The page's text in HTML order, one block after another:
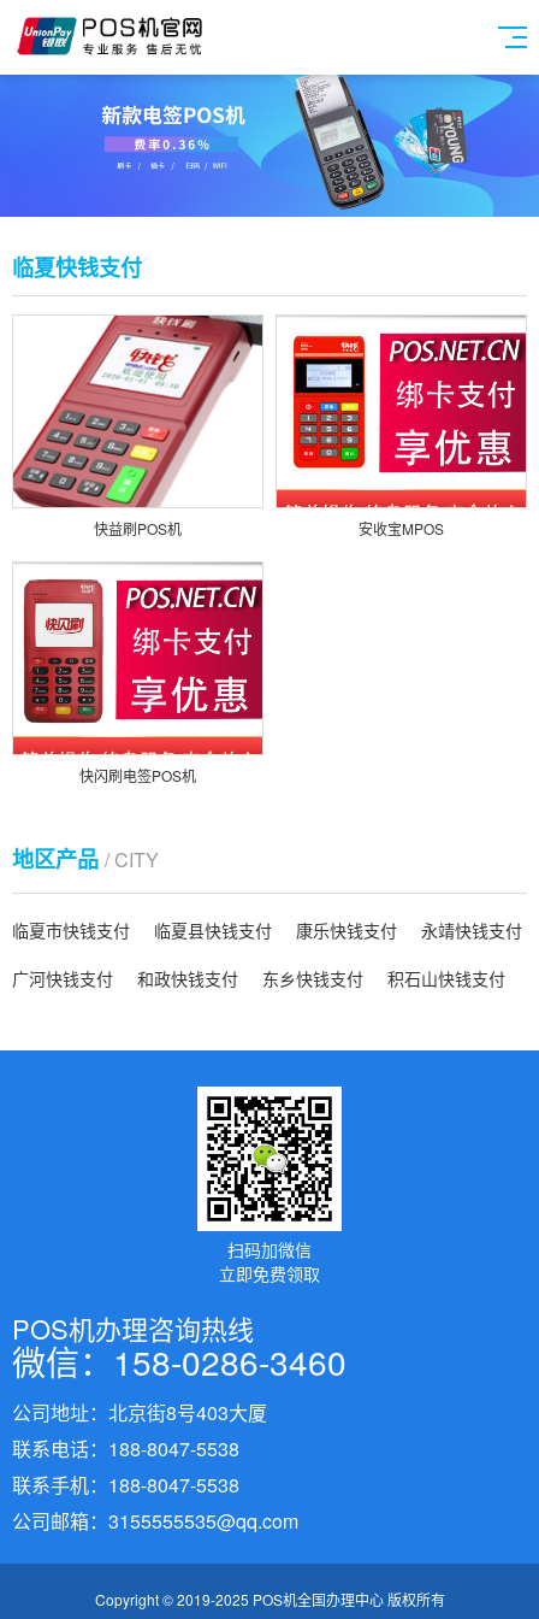
临夏快钱支付
快益刷POS机 安收宝MPOS
快闪刷电签POS机
地区产品 / CITY
临夏市快钱支付 临夏县快钱支付 康乐快钱支付
永靖快钱支付
广河快钱支付
和政快钱支付 东乡快钱支付 积石山快钱支付
扫码加微信
立即免费领取
POS机办理咨询热线
微信：158-0286-3460
公司地址：北京街8号403大厦
联系电话：188-8047-5538
联系手机：188-8047-5538
公司邮箱：3155555535@qq.com
Copyright © 2019-2025 POS机全国办理中心 版权所有